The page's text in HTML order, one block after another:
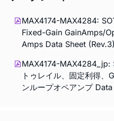
MAX4174-MAX4284:
Fixed-Gain GainAmps/
Amps Data Sheet (Rev.3)
MAX4174-MAX4284_jp:
トゥレイル、固定利得、
ンループオペアンプ